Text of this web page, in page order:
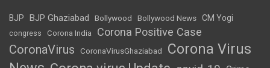
BJP BJP Ghaziabad Bollywood Bollywood News CM Yogi
congress Corona India Corona Positive Case
CoronaVirus CoronaVirusGhaziabad
Corona Virus